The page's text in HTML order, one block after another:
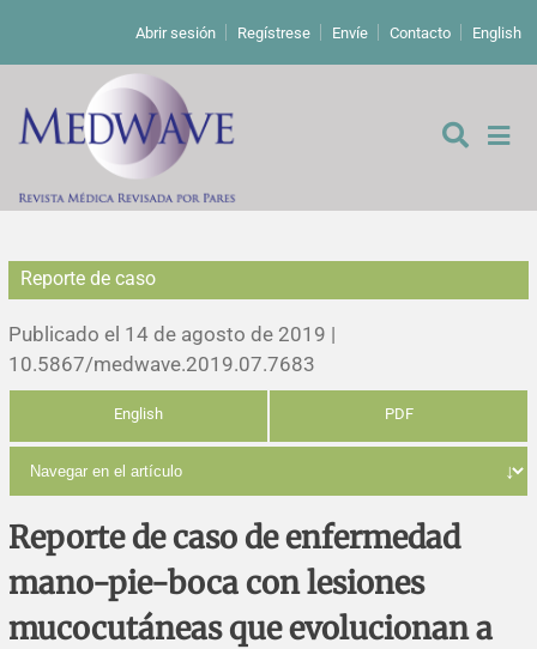
Abrir sesión Regístrese Envíe Contacto English
De los editores
Editoriales
Comentarios
Cartas a los editores
Errata y notas de reserva
Agradecimientos
Estudios originales
Estudios cualitativos
Revisiones sistemáticas
Protocolos
Análisis
Revisiones clínicas
Artículos de revisión
Comunicaciones breves
Problemas de salud pública
Reporte de caso
Reporte de caso
Publicado el 14 de agosto de 2019 |
10.5867/medwave.2019.07.7683
English PDF
Reporte de caso de enfermedad
mano-pie-boca con lesiones
mucocutáneas que evolucionan a